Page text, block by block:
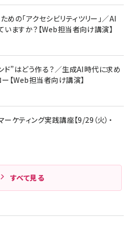
を最大化する ルールのデザイン
ンキングをもっと見る
スイヤホン/アクティブノイズキャンセリ
合】ブラック
絡まないケーブル 240W 結束バン
PD対応 シリコン素材採用 iPhone
15 / Galaxy iPad Pro MacBook
対応 (1.8m ミッドナイトブラック)
ビール 黒ラベル 350ml 缶 24本 ビー
い【6/30応募〆切! 黒ラベルビヤセラー
の「アクセシビリティツリー」／AI
ますか？【Web担当者向け講演】
”はどう作る？／生成AI時代に求め
【Web担当者向け講演】
ティング実践講座【9/29（火）・
すべて見る